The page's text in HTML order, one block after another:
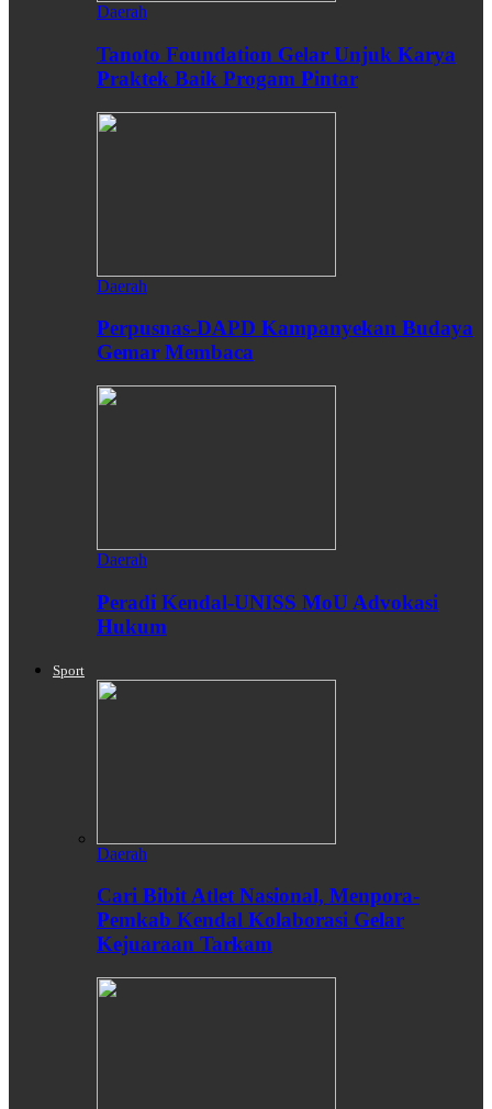
Daerah
Tanoto Foundation Gelar Unjuk Karya
Praktek Baik Progam Pintar
Daerah
Perpusnas-DAPD Kampanyekan Budaya
Gemar Membaca
Daerah
Peradi Kendal-UNISS MoU Advokasi
Hukum
Sport
Daerah
Cari Bibit Atlet Nasional, Menpora-
Pemkab Kendal Kolaborasi Gelar
Kejuaraan Tarkam